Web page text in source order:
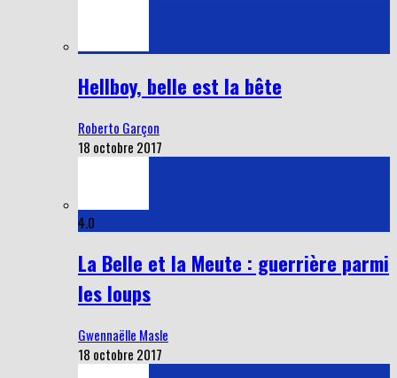
Hellboy, belle est la bête
Roberto Garçon
18 octobre 2017
4.0
La Belle et la Meute : guerrière parmi
les loups
Gwennaëlle Masle
18 octobre 2017